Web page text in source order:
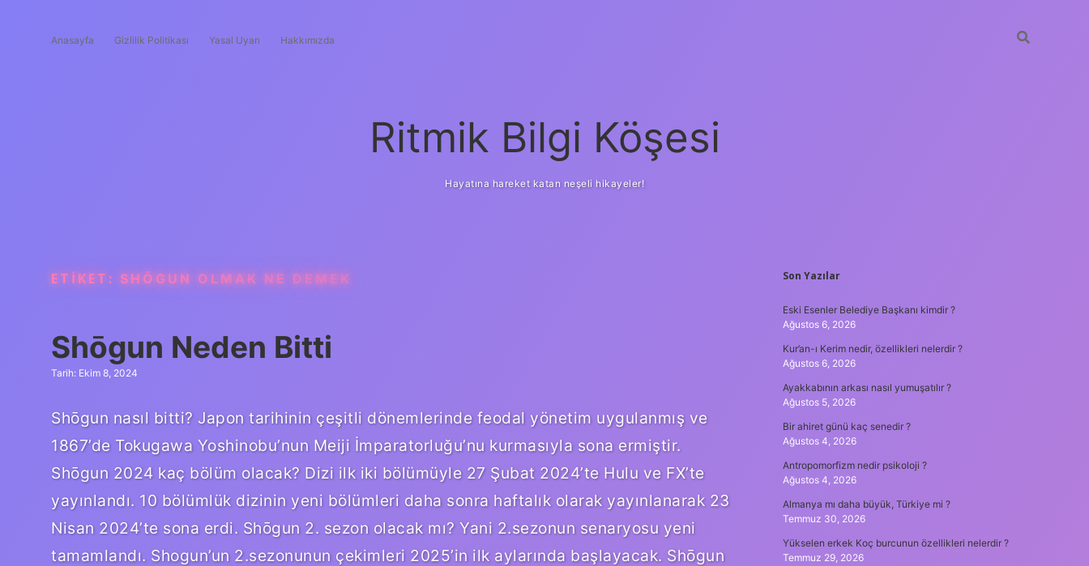
Anasayfa Gizlilik Politikası Yasal Uyarı Hakkımızda
Ritmik Bilgi Köşesi
Hayatına hareket katan neşeli hikayeler!
ETIKET: SHŌGUN OLMAK NE DEMEK
Shōgun Neden Bitti
Tarih: Ekim 8, 2024
Shōgun nasıl bitti? Japon tarihinin çeşitli dönemlerinde feodal yönetim uygulanmış ve
1867’de Tokugawa Yoshinobu’nun Meiji İmparatorluğu’nu kurmasıyla sona ermiştir.
Shōgun 2024 kaç bölüm olacak? Dizi ilk iki bölümüyle 27 Şubat 2024’te Hulu ve FX’te
yayınlandı. 10 bölümlük dizinin yeni bölümleri daha sonra haftalık olarak yayınlanarak 23
Nisan 2024’te sona erdi. Shōgun 2. sezon olacak mı? Yani 2.sezonun senaryosu yeni
tamamlandı. Shogun’un 2.sezonunun çekimleri 2025’in ilk aylarında başlayacak. Shōgun
SIDEBAR
Son Yazılar
Eski Esenler Belediye Başkanı kimdir ?
Ağustos 6, 2026
Kur’an-ı Kerim nedir, özellikleri nelerdir ?
Ağustos 6, 2026
Ayakkabının arkası nasıl yumuşatılır ?
Ağustos 5, 2026
Bir ahiret günü kaç senedir ?
Ağustos 4, 2026
Antropomorfizm nedir psikoloji ?
Ağustos 4, 2026
Almanya mı daha büyük, Türkiye mi ?
Temmuz 30, 2026
Yükselen erkek Koç burcunun özellikleri nelerdir ?
Temmuz 29, 2026